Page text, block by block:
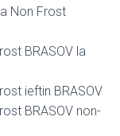
Non Frost
BRASOV la
ieftin BRASOV
BRASOV non-